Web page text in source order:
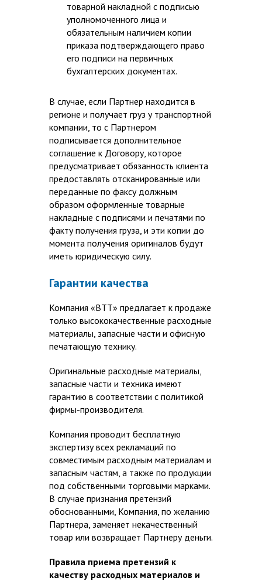
товарной накладной с подписью
уполномоченного лица и
обязательным наличием копии
приказа подтверждающего право
его подписи на первичных
бухгалтерских документах.
В случае, если Партнер находится в
регионе и получает груз у транспортной
компании, то с Партнером
подписывается дополнительное
соглашение к Договору, которое
предусматривает обязанность клиента
предоставлять отсканированные или
переданные по факсу должным
образом оформленные товарные
накладные с подписями и печатями по
факту получения груза, и эти копии до
момента получения оригиналов будут
иметь юридическую силу.
Гарантии качества
Компания «ВТТ» предлагает к продаже
только высококачественные расходные
материалы, запасные части и офисную
печатающую технику.
Оригинальные расходные материалы,
запасные части и техника имеют
гарантию в соответствии с политикой
фирмы-производителя.
Компания проводит бесплатную
экспертизу всех рекламаций по
совместимым расходным материалам и
запасным частям, а также по продукции
под собственными торговыми марками.
В случае признания претензий
обоснованными, Компания, по желанию
Партнера, заменяет некачественный
товар или возвращает Партнеру деньги.
Правила приема претензий к
качеству расходных материалов и